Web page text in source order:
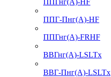
ППГнг(А)-HF
ППГ-Пнг(А)-HF
ППГнг(А)-FRHF
ВВГнг(А)-LSLTx
ВВГ-Пнг(А)-LSLTx